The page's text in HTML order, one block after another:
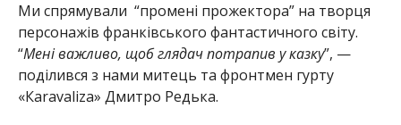
Ми спрямували “промені прожектора” на творця
персонажів франківського фантастичного світу.
“Мені важливо, щоб глядач потрапив у казку”, —
поділився з нами митець та фронтмен гурту
«Кaravaliza» Дмитро Редька.